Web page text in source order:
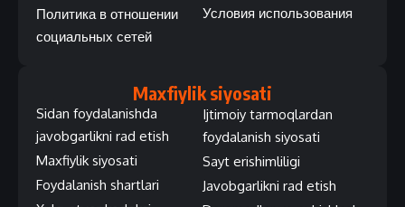
Политика в отношении
социальных сетей
Условия использования
Maxfiylik siyosati
Sidan foydalanishda
javobgarlikni rad etish
Maxfiylik siyosati
Foydalanish shartlari
Ijtimoiy tarmoqlardan
foydalanish siyosati
Sayt erishimliligi
Javobgarlikni rad etish